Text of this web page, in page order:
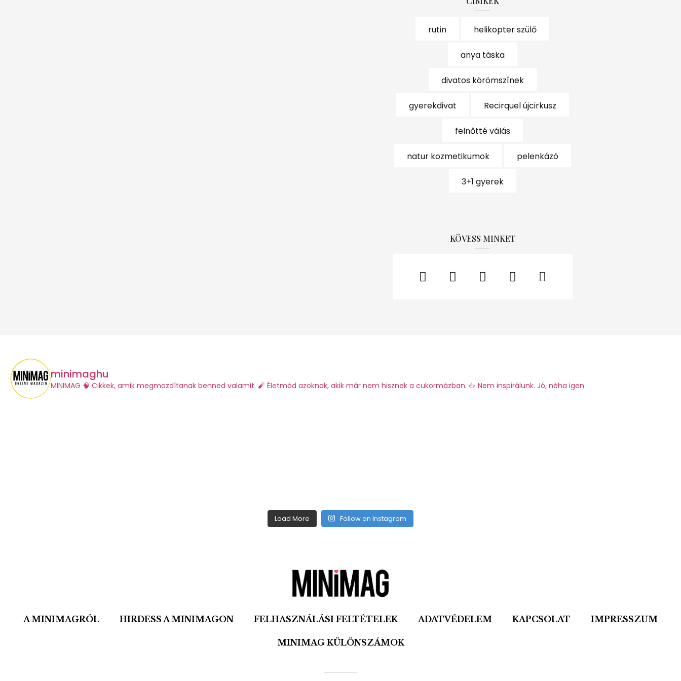
rutin helikopter szülő
anya táska
divatos körömszínek
gyerekdivat Recirquel újcirkusz
felnőtté válás
natur kozmetikumok pelenkázó
3+1 gyerek
KÖVESS MINKET
minimaghu
​MINIMAG 🧠 Cikkek, amik megmozdítanak benned valamit. 🧨 Életmód azoknak, akik már nem hisznek a cukormázban. 🖕 Nem inspirálunk. Jó, néha igen.
Load More Follow on Instagram
A MINIMAGRÓL HIRDESS A MINIMAGON FELHASZNÁLÁSI FELTÉTELEK ADATVÉDELEM KAPCSOLAT IMPRESSZUM
MINIMAG KÜLÖNSZÁMOK